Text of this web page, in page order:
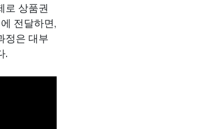
로 상품권
전달하면,
정은 대부
.